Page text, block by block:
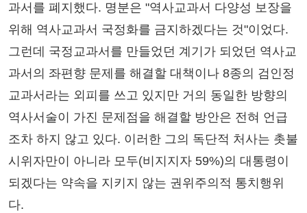
과서를 폐지했다. 명분은 "역사교과서 다양성 보장을
위해 역사교과서 국정화를 금지하겠다는 것"이었다.
그런데 국정교과서를 만들었던 계기가 되었던 역사교
과서의 좌편향 문제를 해결할 대책이나 8종의 검인정
교과서라는 외피를 쓰고 있지만 거의 동일한 방향의
역사서술이 가진 문제점을 해결할 방안은 전혀 언급
조차 하지 않고 있다. 이러한 그의 독단적 처사는 촛불
시위자만이 아니라 모두(비지지자 59%)의 대통령이
되겠다는 약속을 지키지 않는 권위주의적 통치행위
다.